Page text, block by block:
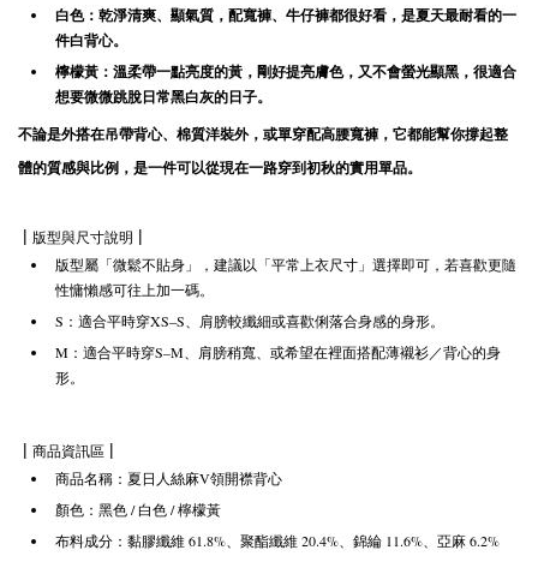
白色：乾淨清爽、顯氣質，配寬褲、牛仔褲都很好看，是夏天最耐看的一
件白背心。
檸檬黃：溫柔帶一點亮度的黃，剛好提亮膚色，又不會螢光顯黑，很適合
想要微微跳脫日常黑白灰的日子。
不論是外搭在吊帶背心、棉質洋裝外，或單穿配高腰寬褲，它都能幫你撐起整
體的質感與比例，是一件可以從現在一路穿到初秋的實用單品。
| 版型與尺寸說明 |
版型屬「微鬆不貼身」，建議以「平常上衣尺寸」選擇即可，若喜歡更隨
性慵懶感可往上加一碼。
S：適合平時穿XS–S、肩膀較纖細或喜歡俐落合身感的身形。
M：適合平時穿S–M、肩膀稍寬、或希望在裡面搭配薄襯衫／背心的身
形。
| 商品資訊區 |
商品名稱：夏日人絲麻V領開襟背心
顏色：黑色 / 白色 / 檸檬黃
布料成分：黏膠纖維 61.8%、聚酯纖維 20.4%、錦綸 11.6%、亞麻 6.2%